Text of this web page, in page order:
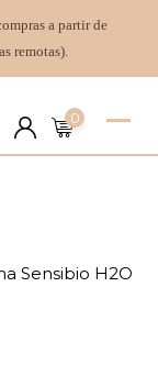
a partir de
remotas).
0
Sensibio H2O